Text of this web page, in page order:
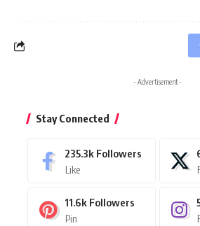
- Advertisement -
Stay Connected
235.3k Followers
Like
11.6k Followers
Pin